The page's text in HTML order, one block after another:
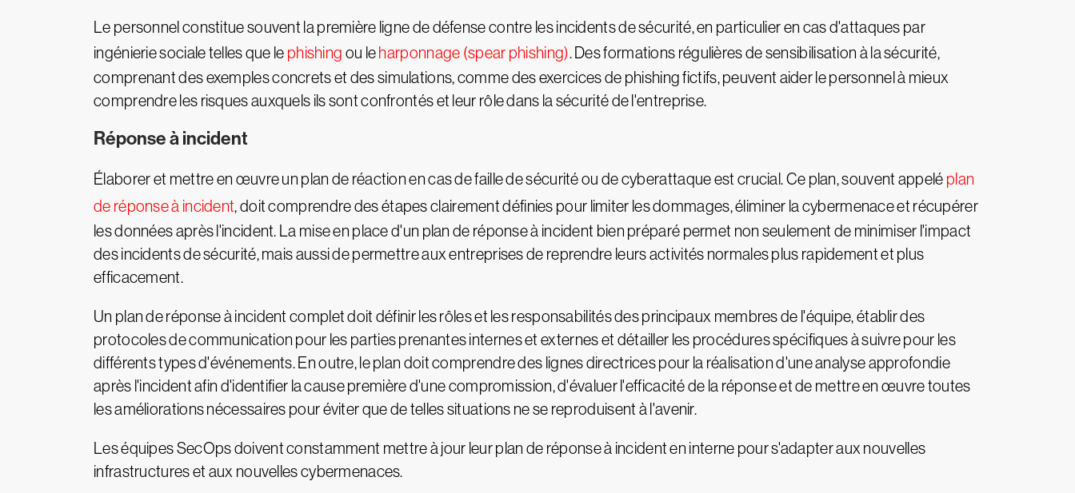
Le personnel constitue souvent la première ligne de défense contre les incidents de sécurité, en particulier en cas d'attaques par
ingénierie sociale telles que le phishing ou le harponnage (spear phishing). Des formations régulières de sensibilisation à la sécurité,
comprenant des exemples concrets et des simulations, comme des exercices de phishing fictifs, peuvent aider le personnel à mieux
comprendre les risques auxquels ils sont confrontés et leur rôle dans la sécurité de l'entreprise.
Réponse à incident
Élaborer et mettre en œuvre un plan de réaction en cas de faille de sécurité ou de cyberattaque est crucial. Ce plan, souvent appelé plan
de réponse à incident, doit comprendre des étapes clairement définies pour limiter les dommages, éliminer la cybermenace et récupérer
les données après l'incident. La mise en place d'un plan de réponse à incident bien préparé permet non seulement de minimiser l'impact
des incidents de sécurité, mais aussi de permettre aux entreprises de reprendre leurs activités normales plus rapidement et plus
efficacement.
Un plan de réponse à incident complet doit définir les rôles et les responsabilités des principaux membres de l'équipe, établir des
protocoles de communication pour les parties prenantes internes et externes et détailler les procédures spécifiques à suivre pour les
différents types d'événements. En outre, le plan doit comprendre des lignes directrices pour la réalisation d'une analyse approfondie
après l'incident afin d'identifier la cause première d'une compromission, d'évaluer l'efficacité de la réponse et de mettre en œuvre toutes
les améliorations nécessaires pour éviter que de telles situations ne se reproduisent à l'avenir.
Les équipes SecOps doivent constamment mettre à jour leur plan de réponse à incident en interne pour s'adapter aux nouvelles
infrastructures et aux nouvelles cybermenaces.